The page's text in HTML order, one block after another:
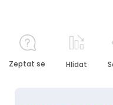
Zeptat se Hlídat